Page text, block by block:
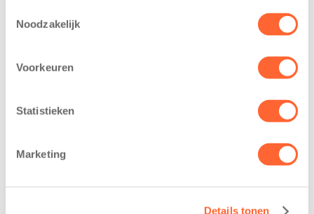
Noodzakelijk
Voorkeuren
Statistieken
Marketing
Details tonen
2026 – Kinderen
van BSO De
Eelde trainden
voor de Kids First
realisatie van een
Leeuwarden Zuid.